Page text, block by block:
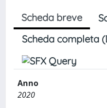
Scheda breve
Scheda completa
Anno
2020